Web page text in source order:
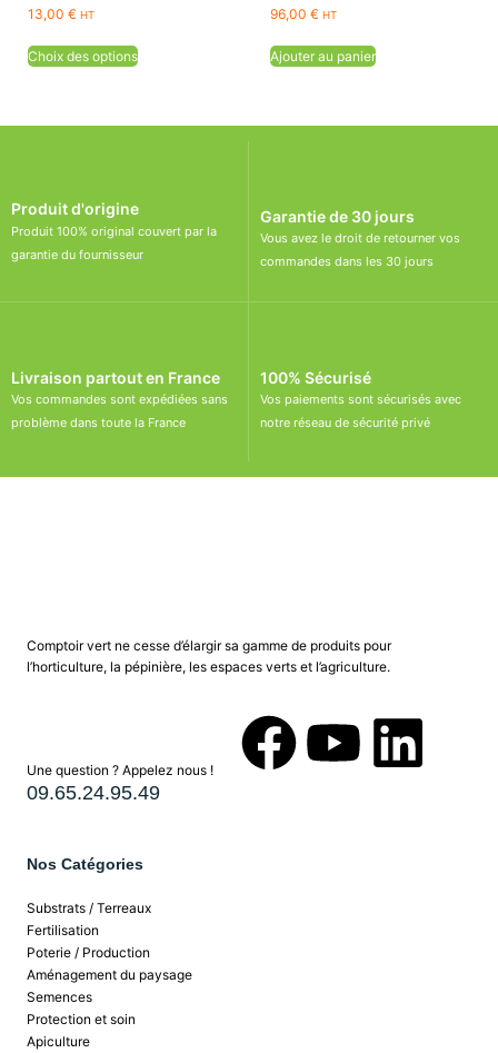
13,00 € HT
Choix des options
96,00 € HT
Ajouter au panier
Produit d'origine
Produit 100% original couvert par la
garantie du fournisseur
Garantie de 30 jours
Vous avez le droit de retourner vos
commandes dans les 30 jours
Livraison partout en France
Vos commandes sont expédiées sans
problème dans toute la France
100% Sécurisé
Vos paiements sont sécurisés avec
notre réseau de sécurité privé
Comptoir vert ne cesse d’élargir sa gamme de produits pour
l’horticulture, la pépinière, les espaces verts et l’agriculture.
Une question ? Appelez nous !
09.65.24.95.49
Nos Catégories
Substrats / Terreaux
Fertilisation
Poterie / Production
Aménagement du paysage
Semences
Protection et soin
Apiculture